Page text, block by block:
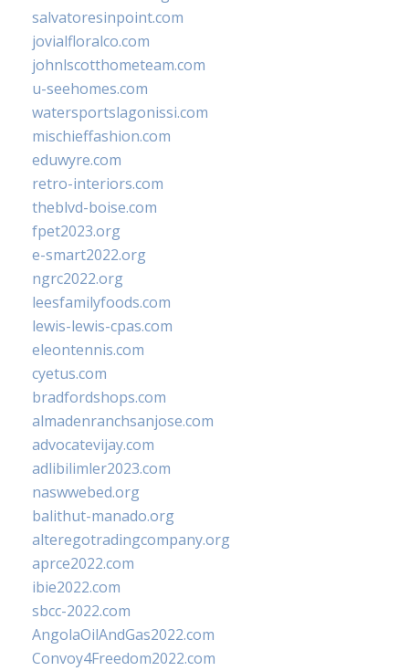
salvatoresinpoint.com
jovialfloralco.com
johnlscotthometeam.com
u-seehomes.com
watersportslagonissi.com
mischieffashion.com
eduwyre.com
retro-interiors.com
theblvd-boise.com
fpet2023.org
e-smart2022.org
ngrc2022.org
leesfamilyfoods.com
lewis-lewis-cpas.com
eleontennis.com
cyetus.com
bradfordshops.com
almadenranchsanjose.com
advocatevijay.com
adlibilimler2023.com
naswwebed.org
balithut-manado.org
alteregotradingcompany.org
aprce2022.com
ibie2022.com
sbcc-2022.com
AngolaOilAndGas2022.com
Convoy4Freedom2022.com